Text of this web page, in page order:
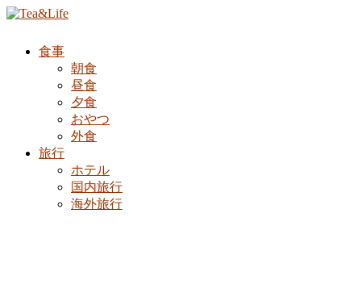
食事
朝食
昼食
夕食
おやつ
外食
旅行
ホテル
国内旅行
海外旅行